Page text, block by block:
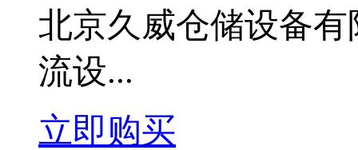
北京久威仓储设备
流设...
立即购买